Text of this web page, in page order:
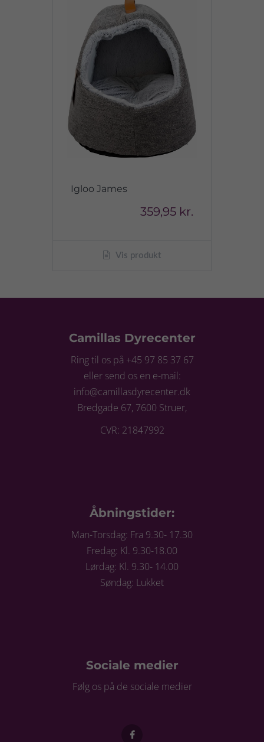
Igloo James
359,95 kr.
Vis produkt
Camillas Dyrecenter
Ring til os på +45 97 85 37 67
eller send os en e-mail:
info@camillasdyrecenter.dk
Bredgade 67, 7600 Struer,
CVR: 21847992
Åbningstider:
Man-Torsdag: Fra 9.30- 17.30
Fredag: Kl. 9.30-18.00
Lørdag: Kl. 9.30- 14.00
Søndag: Lukket
Sociale medier
Følg os på de sociale medier